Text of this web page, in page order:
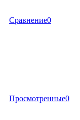
Сравнение0
Просмотренные0